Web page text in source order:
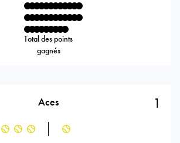
Total des points
gagnés
Aces 1